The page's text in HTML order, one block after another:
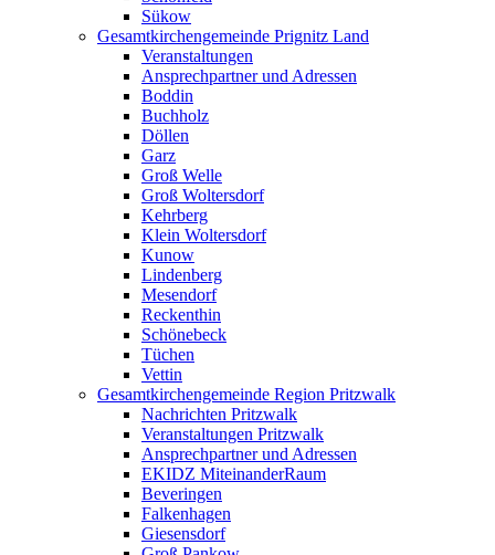
Sükow
Gesamtkirchengemeinde Prignitz Land
Veranstaltungen
Ansprechpartner und Adressen
Boddin
Buchholz
Döllen
Garz
Groß Welle
Groß Woltersdorf
Kehrberg
Klein Woltersdorf
Kunow
Lindenberg
Mesendorf
Reckenthin
Schönebeck
Tüchen
Vettin
Gesamtkirchengemeinde Region Pritzwalk
Nachrichten Pritzwalk
Veranstaltungen Pritzwalk
Ansprechpartner und Adressen
EKIDZ MiteinanderRaum
Beveringen
Falkenhagen
Giesensdorf